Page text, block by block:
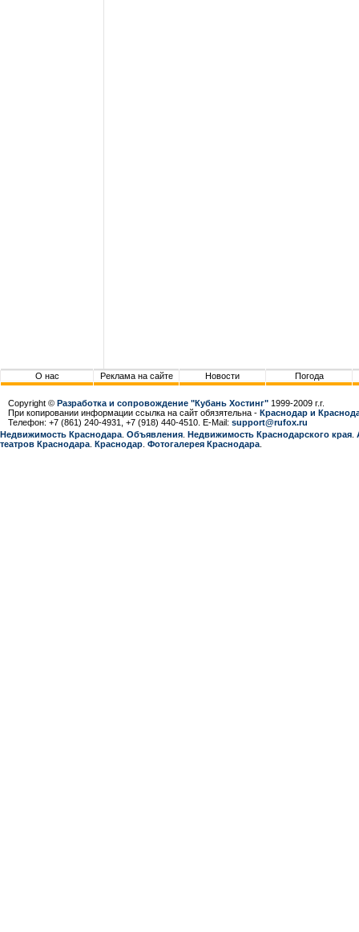
О нас Реклама на сайте Новости Погода
Copyright © Разработка и сопровождение "Кубань Хостинг" 1999-2009 г.г.
При копировании информации ссылка на сайт обязятельна - Краснодар и
Телефон: +7 (861) 240-4931, +7 (918) 440-4510. E-Mail: support@rufox.ru
Недвижимость Краснодара Объявления Недвижимость Краснодарcкого края
театров Краснодара Краснодар Фотогалерея Краснодара